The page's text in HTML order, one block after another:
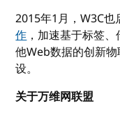
2015年1月，W3C也
作，加速基于标签
他Web数据的创新
设。
关于万维网联盟